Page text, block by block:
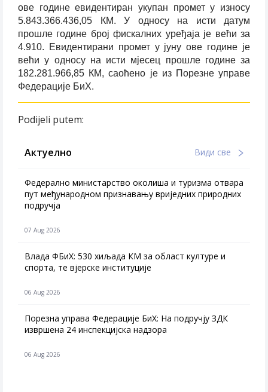
ове године евидентиран укупан промет у износу
5.843.366.436,05 КМ. У односу на исти датум
прошле године број фискалних уређаја је већи за
4.910. Евидентирани промет у јуну ове године је
већи у односу на исти мјесец прошле године за
182.281.966,85 КМ, саоћено је из Порезне управе
Федерације БиХ.
Podijeli putem:
Актуелно Види све
Федерално министарство околиша и туризма отвара
пут међународном признавању вриједних природних
подручја
07 Aug 2026
Влада ФБиХ: 530 хиљада КМ за област културе и
спорта, те вјерске институције
06 Aug 2026
Порезна управа Федерације БиХ: На подручју ЗДК
извршена 24 инспекцијска надзора
06 Aug 2026